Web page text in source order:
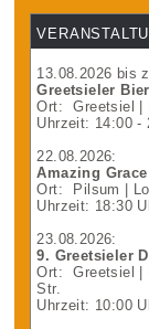
13.08.2026 bis
Greetsieler
Ort:
Greetsiel
Uhrzeit: 14:00 -
22.08.2026:
Amazing
Ort:
Pilsum
|
Uhrzeit: 18:30
23.08.2026:
9. Greetsieler
Ort:
Greetsiel
Str.
Uhrzeit: 10:00